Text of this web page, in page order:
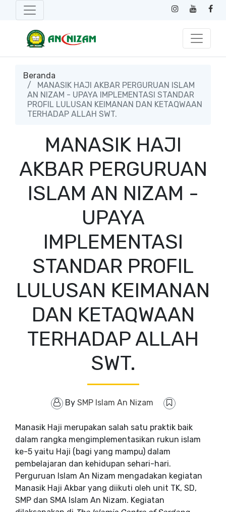
Beranda
MANASIK HAJI AKBAR PERGURUAN ISLAM
AN NIZAM - UPAYA IMPLEMENTASI STANDAR
PROFIL LULUSAN KEIMANAN DAN KETAQWAAN
TERHADAP ALLAH SWT.
MANASIK HAJI
AKBAR PERGURUAN
ISLAM AN NIZAM -
UPAYA
IMPLEMENTASI
STANDAR PROFIL
LULUSAN KEIMANAN
DAN KETAQWAAN
TERHADAP ALLAH
SWT.
By SMP Islam An Nizam
Manasik Haji merupakan salah satu praktik baik
dalam rangka mengimplementasikan rukun islam
ke-5 yaitu Haji (bagi yang mampu) dalam
pembelajaran dan kehidupan sehari-hari.
Perguruan Islam An Nizam mengadakan kegiatan
Manasik Haji Akbar yang diikuti oleh unit TK, SD,
SMP dan SMA Islam An Nizam. Kegiatan